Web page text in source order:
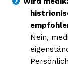
Nein,